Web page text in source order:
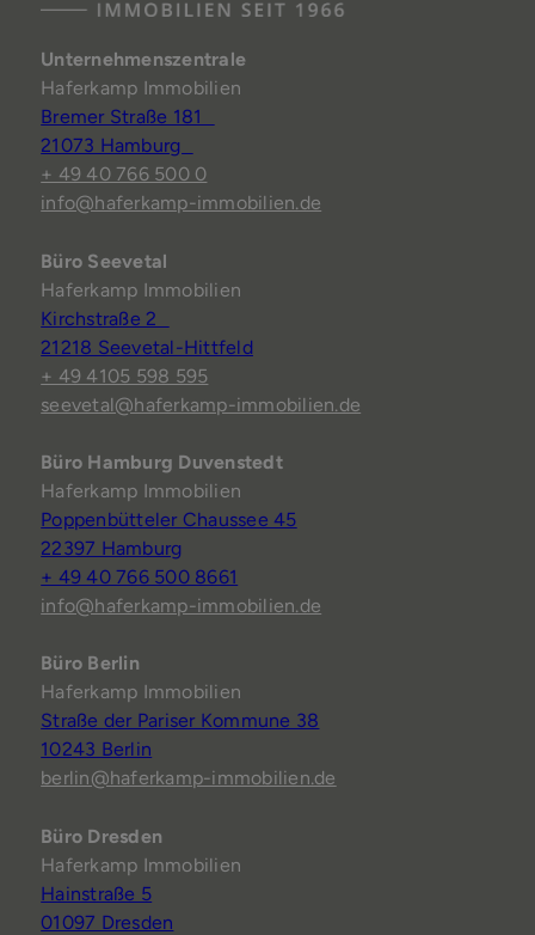
Unternehmenszentrale
Haferkamp Immobilien
Bremer Straße 181
21073 Hamburg
+ 49 40 766 500 0
info@haferkamp-immobilien.de
Büro Seevetal
Haferkamp Immobilien
Kirchstraße 2
21218 Seevetal-Hittfeld
+ 49 4105 598 595
seevetal@haferkamp-immobilien.de
Büro Hamburg Duvenstedt
Haferkamp Immobilien
Poppenbütteler Chaussee 45
22397 Hamburg
+ 49 40 766 500 8661
info@haferkamp-immobilien.de
Büro Berlin
Haferkamp Immobilien
Straße der Pariser Kommune 38
10243 Berlin
berlin@haferkamp-immobilien.de
Büro Dresden
Haferkamp Immobilien
Hainstraße 5
01097 Dresden